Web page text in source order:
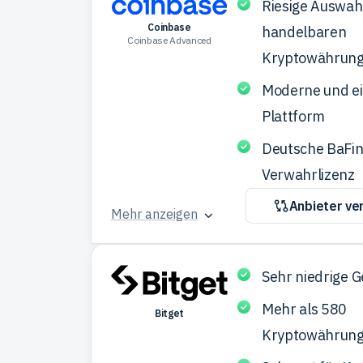
Coinbase
Coinbase Advanced
Mehr anzeigen
Riesige
handelbaren
Moderne und
Plattform
Deutsche
Verwahrlizenz
Anbieter
Bitget
Sehr niedrige
Mehr als 580